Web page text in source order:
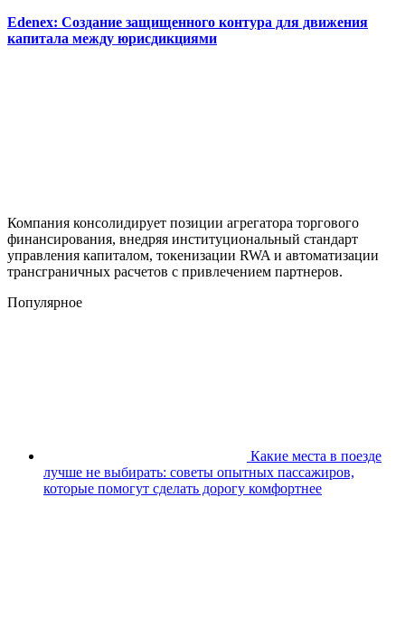
Edenex: Создание защищенного контура для движения
капитала между юрисдикциями
Компания консолидирует позиции агрегатора торгового
финансирования, внедряя институциональный стандарт
управления капиталом, токенизации RWA и автоматизации
трансграничных расчетов с привлечением партнеров.
Популярное
Какие места в поезде
лучше не выбирать: советы опытных пассажиров,
которые помогут сделать дорогу комфортнее